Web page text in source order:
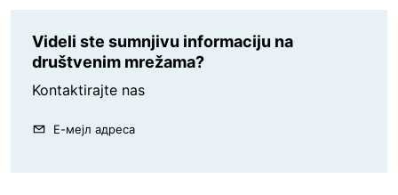
Videli ste sumnjivu informaciju na
društvenim mrežama?
Kontaktirajte nas
Е-мејл адреса